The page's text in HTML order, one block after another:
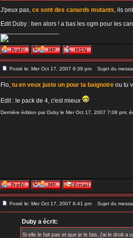
J'peux pas,ce sont des canards mutants, ils
Edit Duby : ben alors ! a bas les ogm pour les
_________________
Posté le: Mer Oct 17, 2007 6:39 pm Sujet du
Flo,tu en veux juste un pour ta baignoireou tu
Edit : le pack de 4, c'est mieux
Dernière édition par Duby le Mer Oct 17, 2007 7:08 pm;
Posté le: Mer Oct 17, 2007 6:41 pm Sujet du
Duby a écrit:
Si elle le fait pas et que je le fais, j'ai le droit a